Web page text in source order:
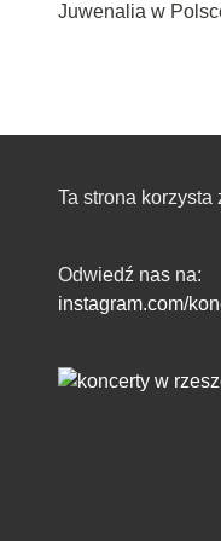
Juwenalia w
Ta strona korzysta
Odwiedź nas na:
instagram.com/